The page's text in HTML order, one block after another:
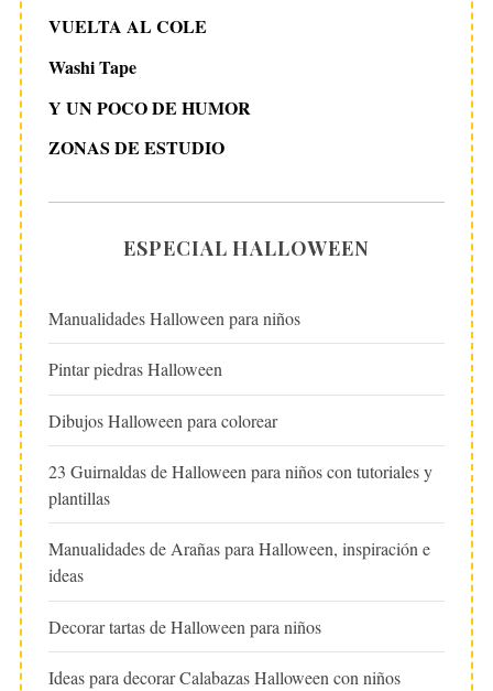
VUELTA AL COLE
Washi Tape
Y UN POCO DE HUMOR
ZONAS DE ESTUDIO
ESPECIAL HALLOWEEN
Manualidades Halloween para niños
Pintar piedras Halloween
Dibujos Halloween para colorear
23 Guirnaldas de Halloween para niños con tutoriales y
plantillas
Manualidades de Arañas para Halloween, inspiración e
ideas
Decorar tartas de Halloween para niños
Ideas para decorar Calabazas Halloween con niños